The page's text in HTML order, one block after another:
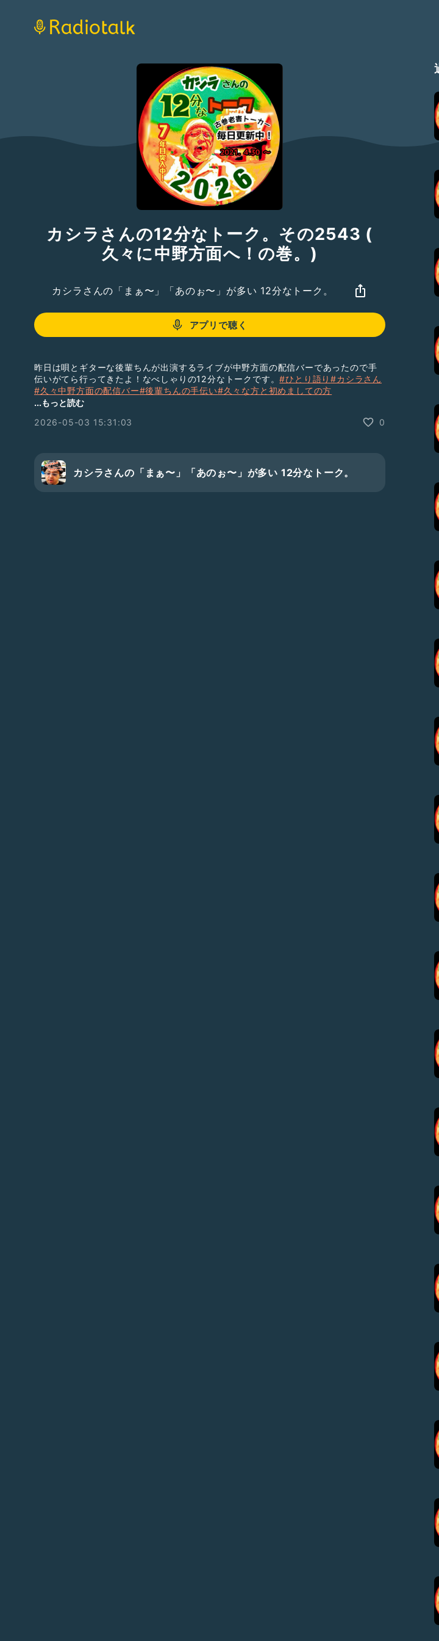
カシラさんの12分なトーク。その2543 (
久々に中野方面へ！の巻。)
カシラさんの「まぁ〜」「あのぉ〜」が多い 12分なトーク。
アプリで聴く
昨日は唄とギターな後輩ちんが出演するライブが中野方面の配信バーであったので手
伝いがてら行ってきたよ！なべしゃりの12分なトークです。#ひとり語り#カシラさん
#久々中野方面の配信バー#後輩ちんの手伝い#久々な方と初めましての方
#良い夜会でした
...もっと読む
2026-05-03 15:31:03
0
カシラさんの「まぁ〜」「あのぉ〜」が多い 12分なトーク。